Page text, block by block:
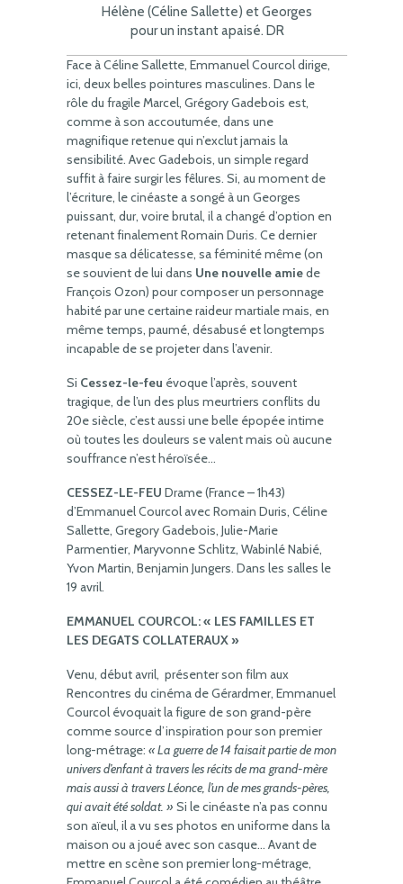
Hélène (Céline Sallette) et Georges
pour un instant apaisé. DR
Face à Céline Sallette, Emmanuel Courcol dirige,
ici, deux belles pointures masculines. Dans le
rôle du fragile Marcel, Grégory Gadebois est,
comme à son accoutumée, dans une
magnifique retenue qui n’exclut jamais la
sensibilité. Avec Gadebois, un simple regard
suffit à faire surgir les fêlures. Si, au moment de
l’écriture, le cinéaste a songé à un Georges
puissant, dur, voire brutal, il a changé d’option en
retenant finalement Romain Duris. Ce dernier
masque sa délicatesse, sa féminité même (on
se souvient de lui dans Une nouvelle amiede
François Ozon) pour composer un personnage
habité par une certaine raideur martiale mais, en
même temps, paumé, désabusé et longtemps
incapable de se projeter dans l’avenir.
Si Cessez-le-feu évoque l’après, souvent
tragique, de l’un des plus meurtriers conflits du
20e siècle, c’est aussi une belle épopée intime
où toutes les douleurs se valent mais où aucune
souffrance n’est héroïsée…
CESSEZ-LE-FEU Drame (France – 1h43)
d’Emmanuel Courcol avec Romain Duris, Céline
Sallette, Gregory Gadebois, Julie-Marie
Parmentier, Maryvonne Schlitz, Wabinlé Nabié,
Yvon Martin, Benjamin Jungers. Dans les salles le
19 avril.
EMMANUEL COURCOL: « LES FAMILLES ET
LES DEGATS COLLATERAUX »
Venu, début avril, présenter son film aux
Rencontres du cinéma de Gérardmer, Emmanuel
Courcol évoquait la figure de son grand-père
comme source d’inspiration pour son premier
long-métrage: « La guerre de 14 faisait partie de mon
univers d’enfant à travers les récits de ma grand-mère
mais aussi à travers Léonce, l’un de mes grands-pères,
qui avait été soldat. » Si le cinéaste n’a pas connu
son aïeul, il a vu ses photos en uniforme dans la
maison ou a joué avec son casque… Avant de
mettre en scène son premier long-métrage,